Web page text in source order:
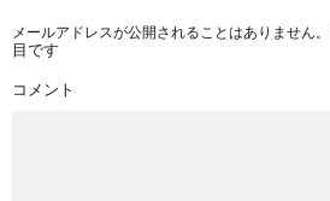
メールアドレスが公開されることはありません。
目です
コメント